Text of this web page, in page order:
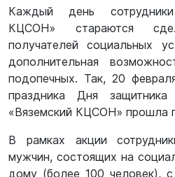
Каждый день
КЦСОН» стараются
получателей социальных
дополнительная
подопечных. Так, 20
праздника Дня
«Вяземский КЦСОН» прошла
В рамках акции
мужчин, состоящих на
дому (более 100 человек),